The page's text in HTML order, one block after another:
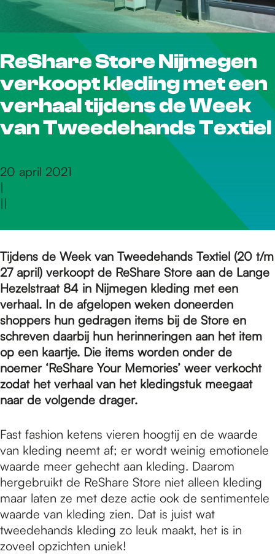
r
d
e
m
e
p
a
g
e
ReShare Store Nijmegen
verkoopt kleding met een
verhaal tijdens de Week
van Tweedehands Textiel
20 april 2021
|
||
Tijdens de Week van Tweedehands Textiel (20 t/m
27 april) verkoopt de ReShare Store aan de Lange
Hezelstraat 84 in Nijmegen kleding met een
verhaal. In de afgelopen weken doneerden
shoppers hun gedragen items bij de Store en
schreven daarbij hun herinneringen aan het item
op een kaartje. Die items worden onder de
noemer ‘ReShare Your Memories’ weer verkocht
zodat het verhaal van het kledingstuk meegaat
naar de volgende drager.
Fast fashion ketens vieren hoogtij en de waarde
van kleding neemt af; er wordt weinig emotionele
waarde meer gehecht aan kleding. Daarom
hergebruikt de ReShare Store niet alleen kleding
maar laten ze met deze actie ook de sentimentele
waarde van kleding zien. Dat is juist wat
tweedehands kleding zo leuk maakt, het is in
zoveel opzichten uniek!